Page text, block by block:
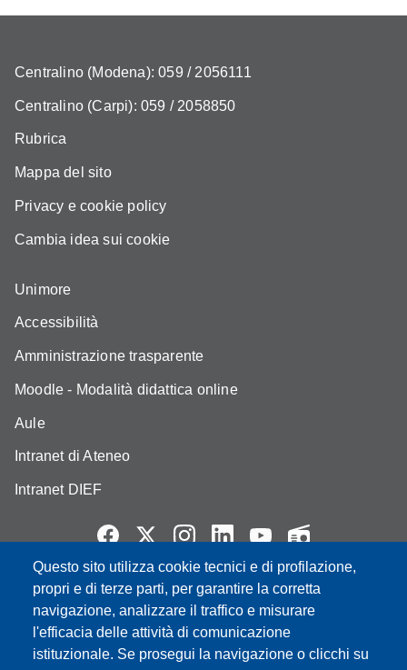
Questo sito utilizza cookie tecnici e di profilazione,
propri e di terze parti, per garantire la corretta
navigazione, analizzare il traffico e misurare
l'efficacia delle attività di comunicazione
istituzionale. Se prosegui la navigazione o clicchi su
Centralino (Modena): 059 / 2056111
Centralino (Carpi): 059 / 2058850
Rubrica
Mappa del sito
Privacy e cookie policy
Cambia idea sui cookie
Unimore
Accessibilità
Amministrazione trasparente
Moodle - Modalità didattica online
Aule
Intranet di Ateneo
Intranet DIEF
Partita IVA: 00427620364
e-mail: urp@unimore.it
PEC: primo contatto: urp@pec.unimore.it
Indirizzo ReGIndE per notifica Atti Processuali: